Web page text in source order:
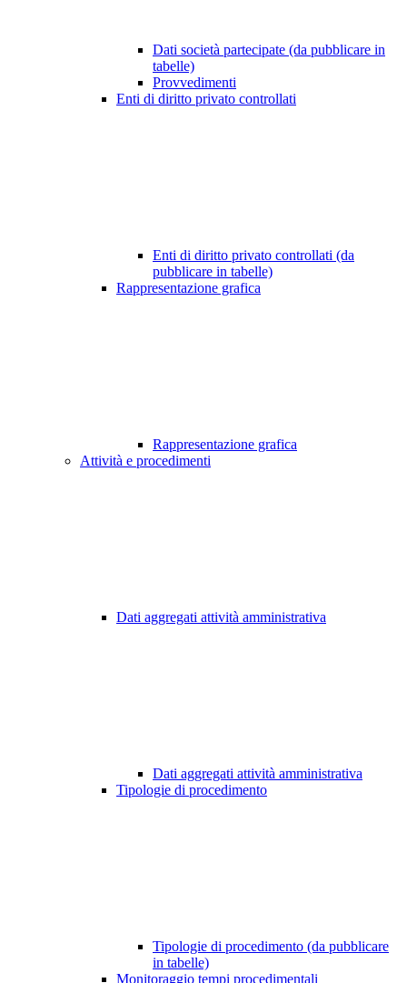
Dati società partecipate (da pubblicare in
tabelle)
Provvedimenti
Enti di diritto privato controllati
Enti di diritto privato controllati (da
pubblicare in tabelle)
Rappresentazione grafica
Rappresentazione grafica
Attività e procedimenti
Dati aggregati attività amministrativa
Dati aggregati attività amministrativa
Tipologie di procedimento
Tipologie di procedimento (da pubblicare
in tabelle)
Monitoraggio tempi procedimentali